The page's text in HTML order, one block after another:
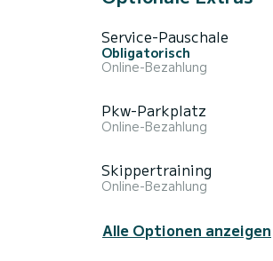
Service-Pauschale
Obligatorisch
Online-Bezahlung
Pkw-Parkplatz
Online-Bezahlung
Skippertraining
Online-Bezahlung
Alle Optionen anzeigen